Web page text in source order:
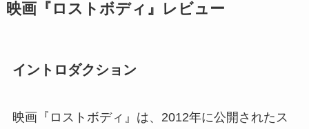
映画『ロストボディ』レビュー
イントロダクション
映画『ロストボディ』は、2012年に公開されたス